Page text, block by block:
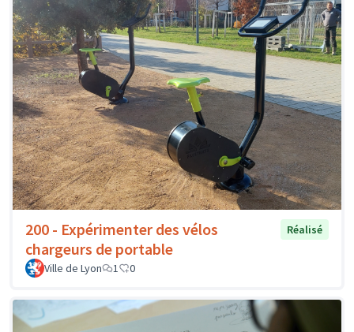
200 - Expérimenter des vélos
chargeurs de portable
Réalisé
Ville de Lyon 1 0